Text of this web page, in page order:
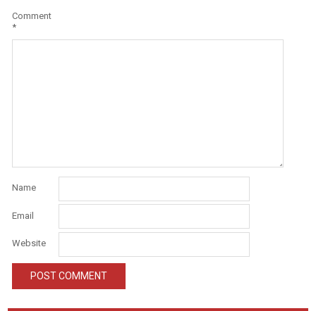
Comment
*
Name
Email
Website